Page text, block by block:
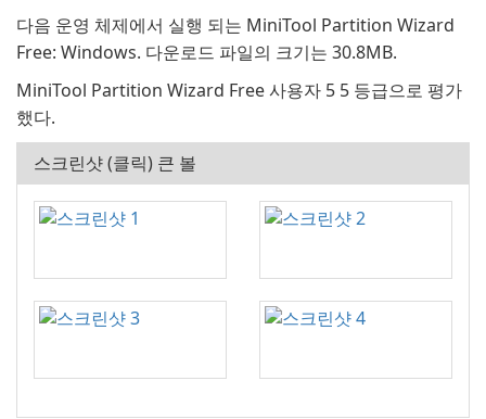
다음 운영 체제에서 실행 되는 MiniTool Partition Wizard
Free: Windows. 다운로드 파일의 크기는 30.8MB.
MiniTool Partition Wizard Free 사용자 5 5 등급으로 평가
했다.
스크린샷 (클릭) 큰 볼